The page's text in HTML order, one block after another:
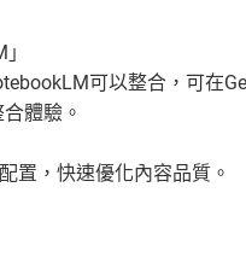
可以整合，可在
體驗。
置，快速優化內容品質。